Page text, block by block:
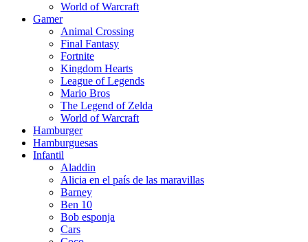
World of Warcraft
Gamer
Animal Crossing
Final Fantasy
Fortnite
Kingdom Hearts
League of Legends
Mario Bros
The Legend of Zelda
World of Warcraft
Hamburger
Hamburguesas
Infantil
Aladdin
Alicia en el país de las maravillas
Barney
Ben 10
Bob esponja
Cars